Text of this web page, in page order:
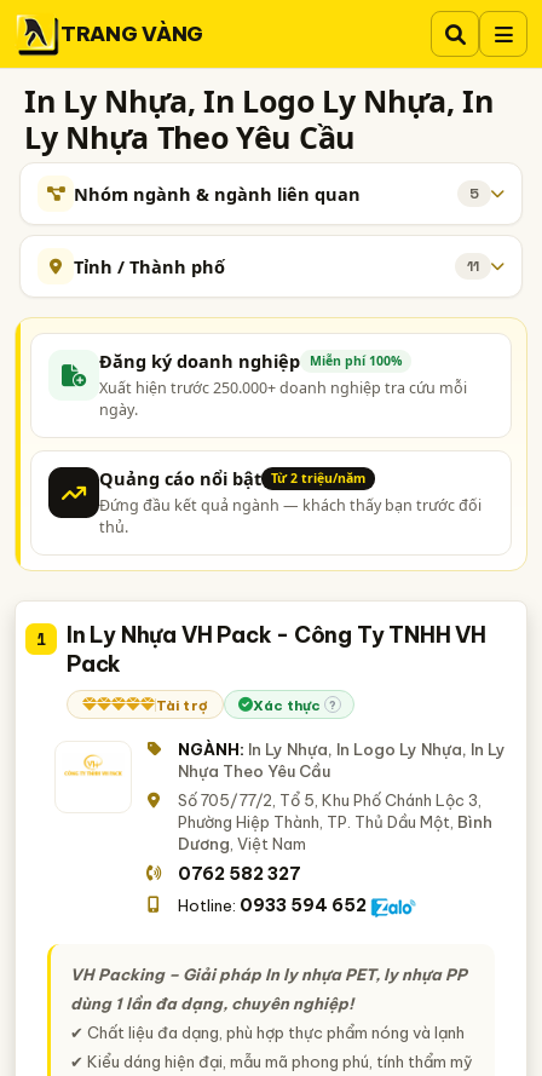
TRANG VÀNG
In Ly Nhựa, In Logo Ly Nhựa, In
Ly Nhựa Theo Yêu Cầu
Nhóm ngành & ngành liên quan 5
296
Ly Giấy, Tô Giấy, Cốc Giấy - Sản Xuất và Kinh Doanh219
In Ly Giấy, In Tô Giấy, In Cốc Giấy
TAG NGÀNH NGHỀ
Tỉnh / Thành phố 11
Hà Nội TP. Hồ Chí Minh (TPHCM)
Đồng Nai
Bình Dương
Tp. Đà Nẵng Bình Định
Gia Lai
Hà Nam
Long An Sóc Trăng Tây Ninh
Đăng ký doanh nghiệp Miễn phí 100%
Xuất hiện trước 250.000+ doanh nghiệp tra cứu mỗi
ngày.
Quảng cáo nổi bật Từ 2 triệu/năm
Đứng đầu kết quả ngành — khách thấy bạn trước đối
thủ.
1
In Ly Nhựa VH Pack - Công Ty TNHH VH
Pack
Tài trợ Xác thực ?
NGÀNH: In Ly Nhựa, In Logo Ly Nhựa, In Ly
Nhựa Theo Yêu Cầu
Số 705/77/2, Tổ 5, Khu Phố Chánh Lộc 3,
Phường Hiệp Thành, TP. Thủ Dầu Một, Bình
Dương , Việt Nam
0762 582 327
Hotline: 0933 594 652
VH Packing – Giải pháp In ly nhựa PET, ly nhựa PP
dùng 1 lần đa dạng, chuyên nghiệp!
✔ Chất liệu đa dạng, phù hợp thực phẩm nóng và lạnh
✔ Kiểu dáng hiện đại, mẫu mã phong phú, tính thẩm mỹ